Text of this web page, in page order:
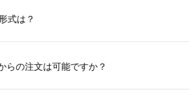
やシルク印刷など、大口注文の場合は、サポート
る数量が多ければ多いほど、オンデマンドサービ
式は？
す。デジカメやスマホで撮影した写真などもア
の直接入稿には対応していません。AIで保存し、
らの注文は可能ですか？